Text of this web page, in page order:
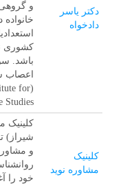
دکتر یاسر
دادخواه
و
کشوری
باشد.
اعصاب
for
کلینیک
مشاوره نوید
کلینیک
شیراز)
و
خود را